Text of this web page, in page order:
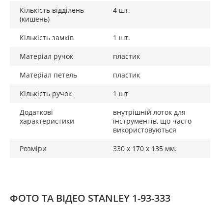
Кількість відділень
(кишень)
4 шт.
Кількість замків
1 шт.
Матеріал ручок
пластик
Матеріал петель
пластик
Кількість ручок
1 шт
Додаткові
характеристики
внутрішній лоток для
інструментів, що часто
використовуються
Розміри
330 х 170 х 135 мм.
ФОТО ТА ВІДЕО STANLEY 1-93-333